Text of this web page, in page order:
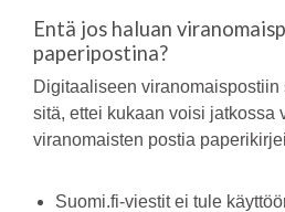
Entä jos haluan
paperipostina?
Digitaaliseen viranomaispostiin
sitä, ettei kukaan voisi jatkossa
viranomaisten postia
Suomi.fi-viestit ei tule